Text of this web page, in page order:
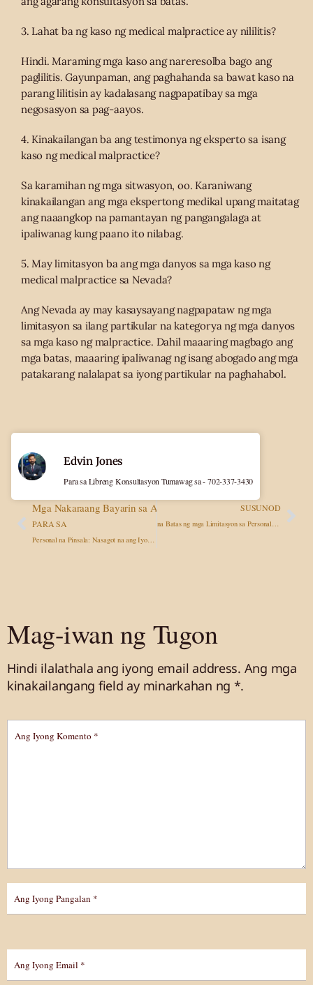
3. Lahat ba ng kaso ng medical malpractice ay nililitis?
Hindi. Maraming mga kaso ang nareresolba bago ang
paglilitis. Gayunpaman, ang paghahanda sa bawat kaso na
parang lilitisin ay kadalasang nagpapatibay sa mga
negosasyon sa pag-aayos.
4. Kinakailangan ba ang testimonya ng eksperto sa isang
kaso ng medical malpractice?
Sa karamihan ng mga sitwasyon, oo. Karaniwang
kinakailangan ang mga ekspertong medikal upang maitatag
ang naaangkop na pamantayan ng pangangalaga at
ipaliwanag kung paano ito nilabag.
5. May limitasyon ba ang mga danyos sa mga kaso ng
medical malpractice sa Nevada?
Ang Nevada ay may kasaysayang nagpapataw ng mga
limitasyon sa ilang partikular na kategorya ng mga danyos
sa mga kaso ng malpractice. Dahil maaaring magbago ang
mga batas, maaaring ipaliwanag ng isang abogado ang mga
patakarang nalalapat sa iyong partikular na paghahabol.
Mga Nakaraang Bayarin sa Abogado
PARA SA
Personal na Pinsala: Nasagot na ang Iyong mga Tanong tungkol sa mga bayarin sa contingency
SUSUNOD
Edvin Jones
Para sa Libreng Konsultasyon Tumawag sa - 702-337-3430
Mag-iwan ng Tugon
Hindi ilalathala ang iyong email address. Ang mga
kinakailangang field ay minarkahan ng *.